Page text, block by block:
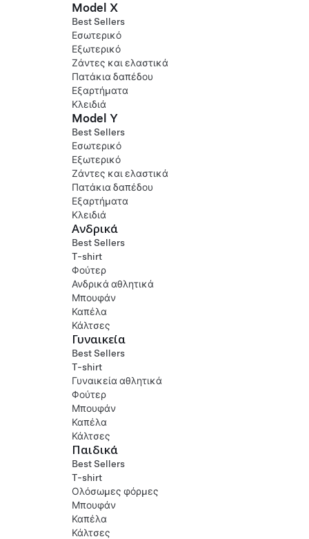
Model X
Best Sellers
Εσωτερικό
Εξωτερικό
Ζάντες και ελαστικά
Πατάκια δαπέδου
Εξαρτήματα
Κλειδιά
Model Y
Best Sellers
Εσωτερικό
Εξωτερικό
Ζάντες και ελαστικά
Πατάκια δαπέδου
Εξαρτήματα
Κλειδιά
Ανδρικά
Best Sellers
T-shirt
Φούτερ
Ανδρικά αθλητικά
Μπουφάν
Καπέλα
Κάλτσες
Γυναικεία
Best Sellers
T-shirt
Γυναικεία αθλητικά
Φούτερ
Μπουφάν
Καπέλα
Κάλτσες
Παιδικά
Best Sellers
T-shirt
Ολόσωμες φόρμες
Μπουφάν
Καπέλα
Κάλτσες